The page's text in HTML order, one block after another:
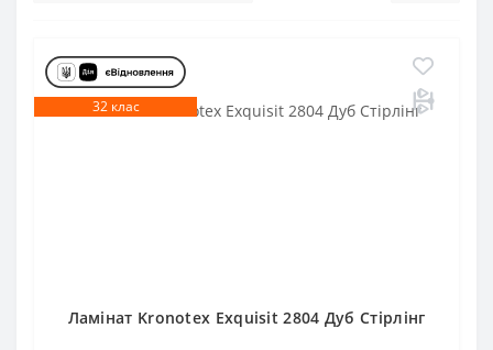
32 клас
Ламінат Kronotex Exquisit 2804 Дуб Стірлінг